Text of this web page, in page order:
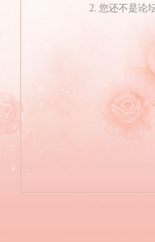
您还不是论